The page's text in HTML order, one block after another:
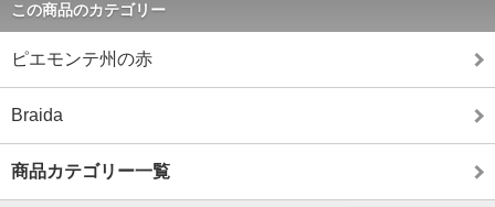
この商品のカテゴリー
ピエモンテ州の赤
Braida
商品カテゴリー一覧